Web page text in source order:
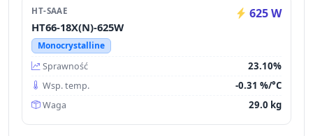
HT-SAAE 625 W
HT66-18X(N)-625W
Monocrystalline
Sprawność
23.10%
Wsp. temp. -0.31 %/°C
Waga 29.0 kg